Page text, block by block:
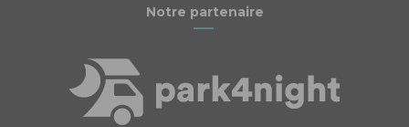
Notre partenaire